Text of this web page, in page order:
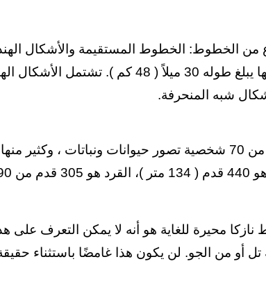
شبه المنحرفة.
محيرة للغاية هو أنه لا يمكن التعرف على